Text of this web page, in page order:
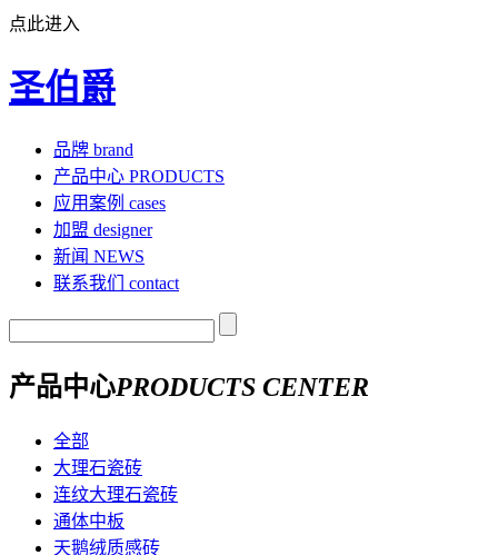
点此进入
圣伯爵
品牌 brand
产品中心 PRODUCTS
应用案例 cases
加盟 designer
新闻 NEWS
联系我们
contact
产品中心PRODUCTS CENTER
全部
大理石瓷砖
连纹大理石瓷砖
通体中板
天鹅绒质感砖